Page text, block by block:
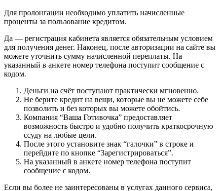
Для пролонгации необходимо уплатить начисленные
проценты за пользование кредитом.
Да — регистрация кабинета является обязательным условием
для получения денег. Наконец, после авторизации на сайте вы
можете уточнить сумму начисленной переплаты. На
указанный в анкете номер телефона поступит сообщение с
кодом.
Деньги на счёт поступают практически мгновенно.
Не берите кредит на вещи, которые вы не можете себе
позволить и без которых вы можете обойтись.
Компания “Ваша Готивочка” предоставляет
возможность быстро и удобно получить краткосрочную
ссуду на любые цели.
После этого установите знак “галочки” в строке и
перейдите по кнопке “Зарегистрироваться”.
На указанный в анкете номер телефона поступит
сообщение с кодом.
Если вы более не заинтересованы в услугах данного сервиса,